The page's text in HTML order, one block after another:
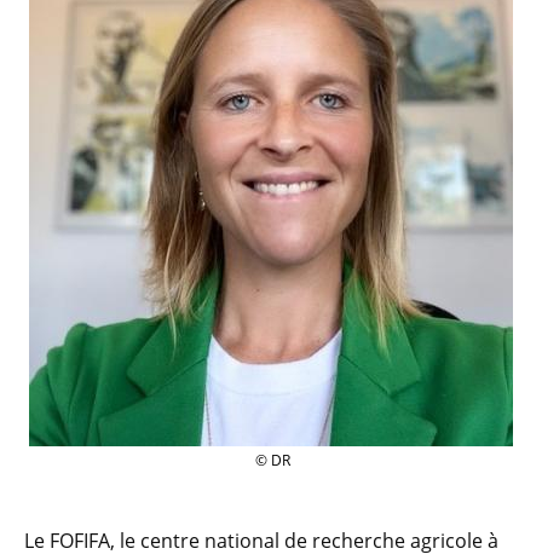
© DR
Le FOFIFA, le centre national de recherche agricole à